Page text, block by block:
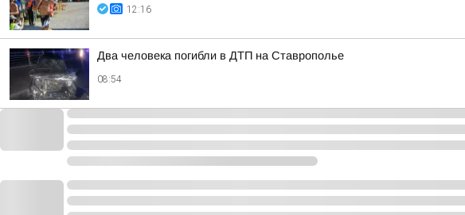
12:16
Два человека погибли в ДТП на Ставрополье
08:54